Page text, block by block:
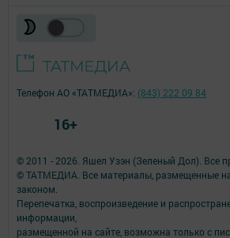
© 2011 - 2026. Яшел Узэн (Зеленый Дол). Все
© ТАТМЕДИА. Все материалы, размещенные
законом.
Перепечатка, воспроизведение и
информации,
размещенной на сайте, возможна только с
Телефон АО «ТАТМЕДИА»: (843) 222 09 84
16+